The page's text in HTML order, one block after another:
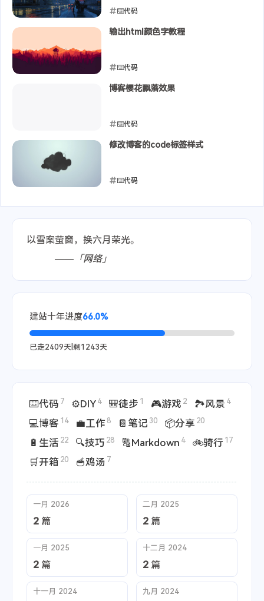
⌨️代码
2020-09-18
输出html颜色字教程
⌨️代码
2020-04-07
博客樱花飘落效果
⌨️代码
2020-04-01
修改博客的code标签样式
⌨️代码
⌨️代码 7 ⚙️DIY 4 🎒徒步 1 🎮游戏 2 🏞️风景 4
💻博客 14 💼工作 8 📔笔记 30 📦分享 20
🔋生活 22 🔍技巧 28 🔠Markdown 4 🚲骑行 17
🛒开箱 20 🥣鸡汤 7
一月 2026
2 篇
二月 2025
2 篇
一月 2025
2 篇
十二月 2024
2 篇
十一月 2024 九月 2024
以雪案萤窗，换六月荣光。
——「网络」
建站十年进度66.0%
已走2409天|剩 1243天